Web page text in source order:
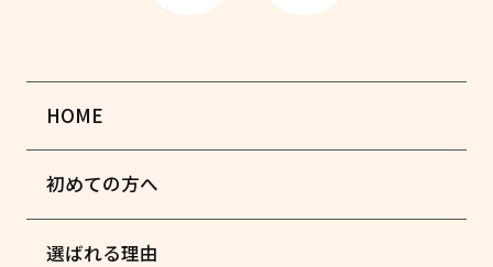
HOME
初めての方へ
選ばれる理由